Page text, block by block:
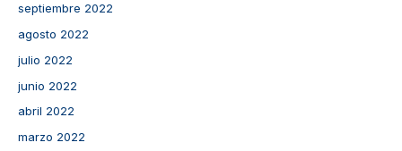
septiembre 2022
agosto 2022
julio 2022
junio 2022
abril 2022
marzo 2022